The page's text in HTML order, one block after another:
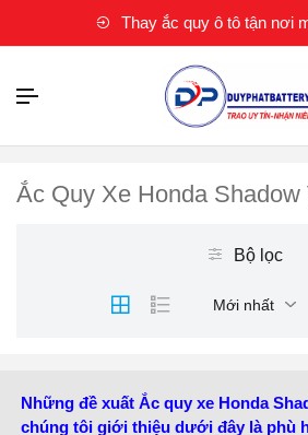
Thay ắc quy ô tô tận nơi
Ắc Quy Xe Honda Shadow
Bộ lọc
Mới nhất
Những đề xuất Ắc quy xe Honda
chúng tôi giới thiệu dưới đây là phù